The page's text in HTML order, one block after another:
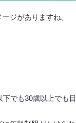
ジがありますね。
でも30歳以上でも目